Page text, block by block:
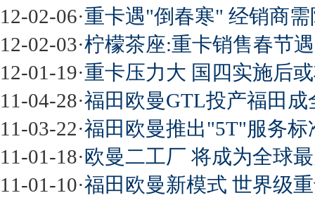
12-02-06·重卡遇"倒春寒" 经销商
12-02-03·柠檬茶座:重卡销售春节
12-01-19·重卡压力大 国四实施后
11-04-28·福田欧曼GTL投产福田
11-03-22·福田欧曼推出"5T"服务标
11-01-18·欧曼二工厂 将成为全球
11-01-10·福田欧曼新模式 世界级